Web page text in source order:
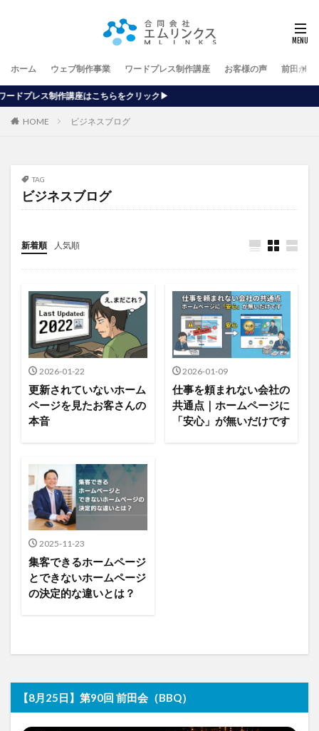
ホーム ウェブ制作事業 ワードプレス制作講座 お客様の声 前田が行
はこちらをクリック▶
HOME ビジネスブログ
TAG
ビジネスブログ
新着順 人気順
2026-01-22
更新されていないホーム
ページを見たお客さんの
本音
2026-01-09
仕事を頼まれない会社の
共通点｜ホームページに
「安心」が無いだけです
2025-11-23
集客できるホームページ
とできないホームページ
の決定的な違いとは？
【8月25日】第90回 前田会（BBQ）